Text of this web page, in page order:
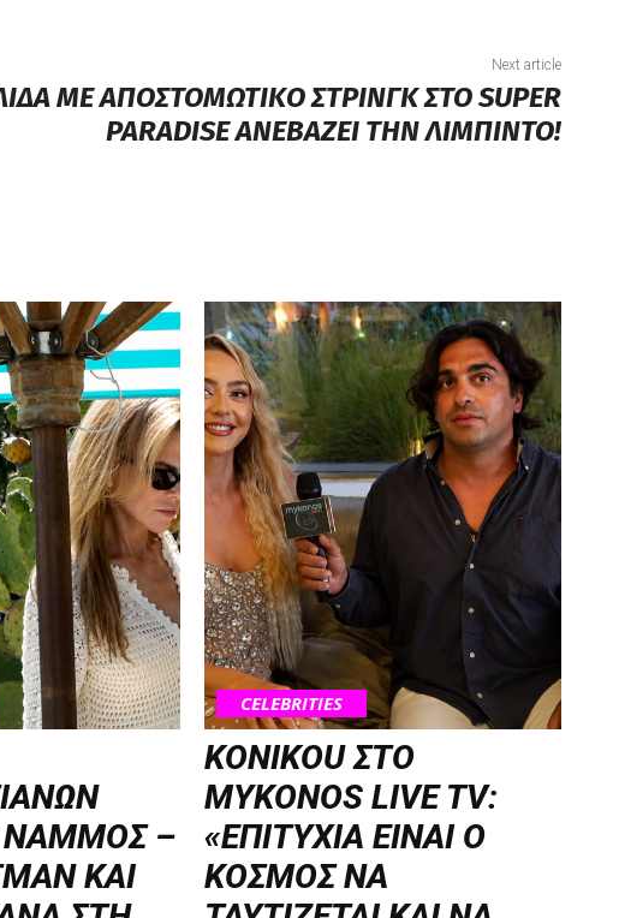
Next article
ΜΕ ΑΠΟΣΤΟΜΩΤΙΚΟ ΣΤΡΙΝΓΚ ΣΤΟ SUPER
PARADISE ΑΝΕΒΑΖΕΙ ΤΗΝ ΛΙΜΠΙΝΤΟ!
NΑΜΜΟΣ –
ΚΑΙ
CELEBRITIES
KONIKOU ΣΤΟ
MYKONOS LIVE TV:
«ΕΠΙΤΥΧΙΑ ΕΙΝΑΙ Ο
ΚΟΣΜΟΣ ΝΑ